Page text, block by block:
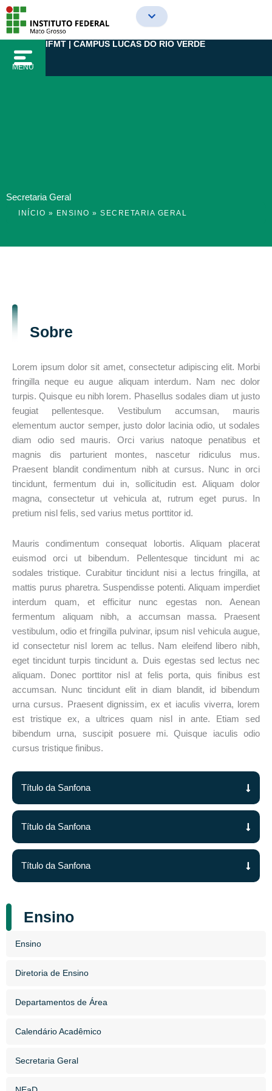
para
conteúdo
MENU
IFMT | CAMPUS LUCAS DO RIO VERDE
Secretaria Geral
INÍCIO » ENSINO » SECRETARIA GERAL
Sobre
Lorem ipsum dolor sit amet, consectetur adipiscing elit. Morbi
fringilla neque eu augue aliquam interdum. Nam nec dolor
turpis. Quisque eu nibh lorem. Phasellus sodales diam ut justo
feugiat pellentesque. Vestibulum accumsan, mauris
elementum auctor semper, justo dolor lacinia odio, ut sodales
diam odio sed mauris. Orci varius natoque penatibus et
magnis dis parturient montes, nascetur ridiculus mus.
Praesent blandit condimentum nibh at cursus. Nunc in orci
tincidunt, fermentum dui in, sollicitudin est. Aliquam dolor
magna, consectetur ut vehicula at, rutrum eget purus. In
pretium nisl felis, sed varius metus porttitor id.
Mauris condimentum consequat lobortis. Aliquam placerat
euismod orci ut bibendum. Pellentesque tincidunt mi ac
sodales tristique. Curabitur tincidunt nisi a lectus fringilla, at
mattis purus pharetra. Suspendisse potenti. Aliquam imperdiet
interdum quam, et efficitur nunc egestas non. Aenean
fermentum aliquam nibh, a accumsan massa. Praesent
vestibulum, odio et fringilla pulvinar, ipsum nisl vehicula augue,
id consectetur nisl lorem ac tellus. Nam eleifend libero nibh,
eget tincidunt turpis tincidunt a. Duis egestas sed lectus nec
aliquam. Donec porttitor nisl at felis porta, quis finibus est
accumsan. Nunc tincidunt elit in diam blandit, id bibendum
urna cursus. Praesent dignissim, ex et iaculis viverra, lorem
est tristique ex, a ultrices quam nisl in ante. Etiam sed
bibendum urna, suscipit posuere mi. Quisque iaculis odio
cursus tristique finibus.
Título da Sanfona
Título da Sanfona
Título da Sanfona
Ensino
Ensino
Diretoria de Ensino
Departamentos de Área
Calendário Acadêmico
Secretaria Geral